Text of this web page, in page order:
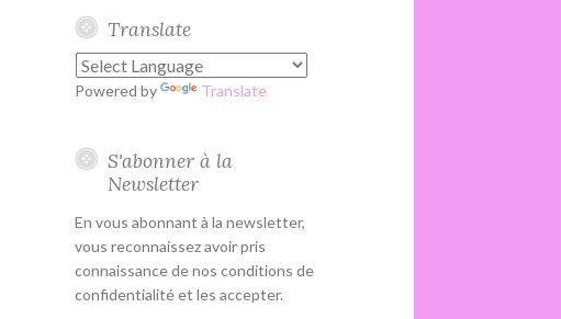
Translate
Powered by Translate
S'abonner à la
Newsletter
En vous abonnant à la newsletter,
vous reconnaissez avoir pris
connaissance de nos conditions de
confidentialité et les accepter.